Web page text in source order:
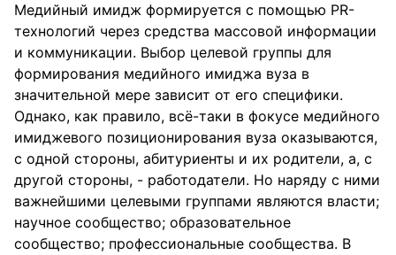
Медийный имидж формируется с помощью PR-
технологий через средства массовой информации
и коммуникации. Выбор целевой группы для
формирования медийного имиджа вуза в
значительной мере зависит от его специфики.
Однако, как правило, всё-таки в фокусе медийного
имиджевого позиционирования вуза оказываются,
с одной стороны, абитуриенты и их родители, а, с
другой стороны, - работодатели. Но наряду с ними
важнейшими целевыми группами являются власти;
научное сообщество; образовательное
сообщество; профессиональные сообщества. В